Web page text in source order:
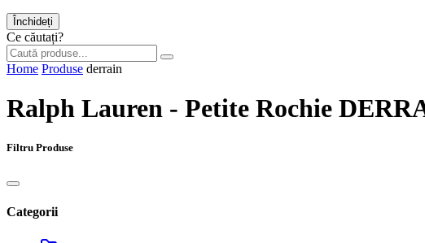
Închideți
Ce căutați?
Home Produse derrain
Ralph Lauren - Petite Rochie
Filtru Produse
Categorii